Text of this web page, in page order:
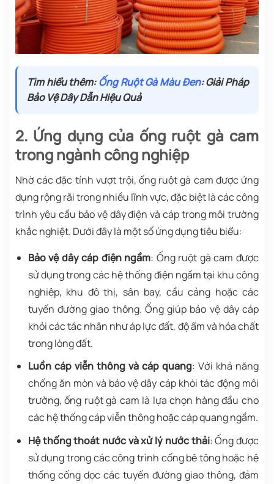
Tìm hiểu thêm:Ống Ruột Gà Màu Đen: Giải Pháp
Bảo Vệ Dây Dẫn Hiệu Quả
2. Ứng dụng của ống ruột gà cam
trong ngành công nghiệp
Nhờ các đặc tính vượt trội, ống ruột gà cam được ứng
dụng rộng rãi trong nhiều lĩnh vực, đặc biệt là các công
trình yêu cầu bảo vệ dây điện và cáp trong môi trường
khắc nghiệt. Dưới đây là một số ứng dụng tiêu biểu:
Bảo vệ dây cáp điện ngầm: Ống ruột gà cam được
sử dụng trong các hệ thống điện ngầm tại khu công
nghiệp, khu đô thị, sân bay, cầu cảng hoặc các
tuyến đường giao thông. Ống giúp bảo vệ dây cáp
khỏi các tác nhân như áp lực đất, độ ẩm và hóa chất
trong lòng đất.
Luồn cáp viễn thông và cáp quang: Với khả năng
chống ăn mòn và bảo vệ dây cáp khỏi tác động môi
trường, ống ruột gà cam là lựa chọn hàng đầu cho
các hệ thống cáp viễn thông hoặc cáp quang ngầm.
Hệ thống thoát nước và xử lý nước thải: Ống được
sử dụng trong các công trình cống bê tông hoặc hệ
thống cống dọc các tuyến đường giao thông, đảm